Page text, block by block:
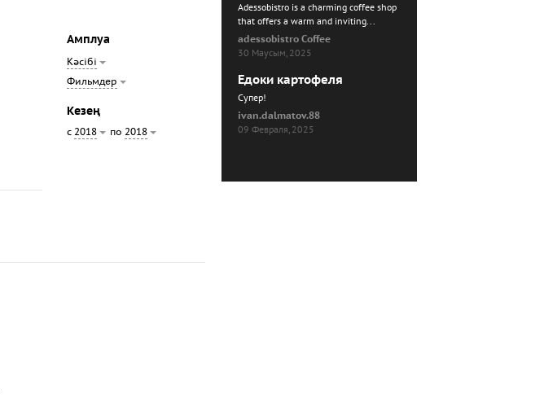
Амплуа
Кәсібі
Фильмдер
Кезең
с 2018 по 2018
Adessobistro is a charming coffee shop
that offers a warm and inviting...
adessobistro Coffee
30 Маусым, 2025
Едоки картофеля
Cупер!
ivan.dalmatov.88
09 Февраля, 2025